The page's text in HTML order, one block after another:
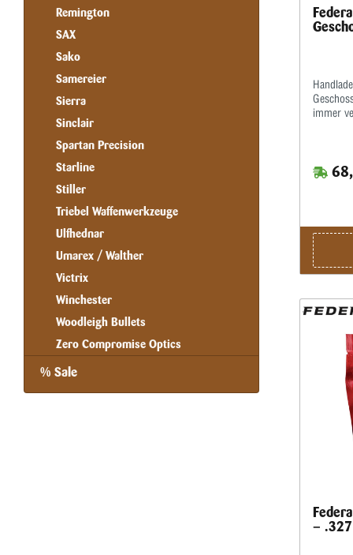
Remington
SAX
Sako
Samereier
Sierra
Sinclair
Spartan Precision
Starline
Stiller
Triebel Waffenwerkzeuge
Ulfhednar
Umarex / Walther
Victrix
Winchester
Woodleigh Bullets
Zero Compromise Optics
% Sale
immer
für
eine
Fusion
.416 •
•
Zoll •
– .327